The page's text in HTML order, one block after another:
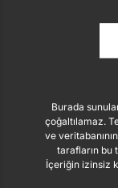
Burada
çoğaltılamaz.
ve
tarafların bu
İçeriğin izinsiz